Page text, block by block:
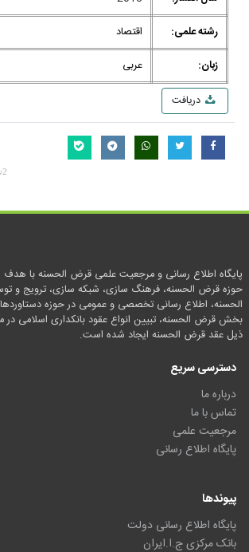
رشته علمی:
اقتصاد
زبان:
عربی
دریافت
پایگاه اطلاع رسانی و مرجعیت علمی قرض الحسنه با
حوزه قرض الحسنه، فرهنگ سازی، شبکه سازی، ترویج و
الحسنه، اطلاع رسانی تخصصی و عمومی در حوزه
بخش قرض الحسنه، تبیین انواع عقود بانکداری اسلامی در
ذیل عقد قرض الحسنه ایجاد شده است.
دسترسی سریع
درباره ما
تماس با ما
مرجعیت علمی
پایگاه اطلاع رسانی
پیوندها
پایگاه اطلاع رسانی دولت
بانک مرکزی ج.ا.ایران